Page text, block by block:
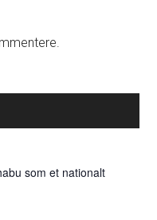
som et nationalt